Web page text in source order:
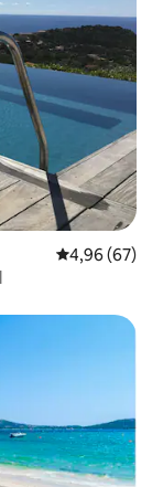
Note
4,96 (67)